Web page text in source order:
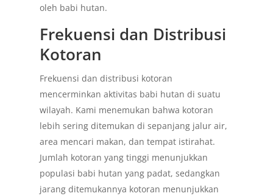
oleh babi hutan.
Frekuensi dan Distribusi
Kotoran
Frekuensi dan distribusi kotoran
mencerminkan aktivitas babi hutan di suatu
wilayah. Kami menemukan bahwa kotoran
lebih sering ditemukan di sepanjang jalur air,
area mencari makan, dan tempat istirahat.
Jumlah kotoran yang tinggi menunjukkan
populasi babi hutan yang padat, sedangkan
jarang ditemukannya kotoran menunjukkan